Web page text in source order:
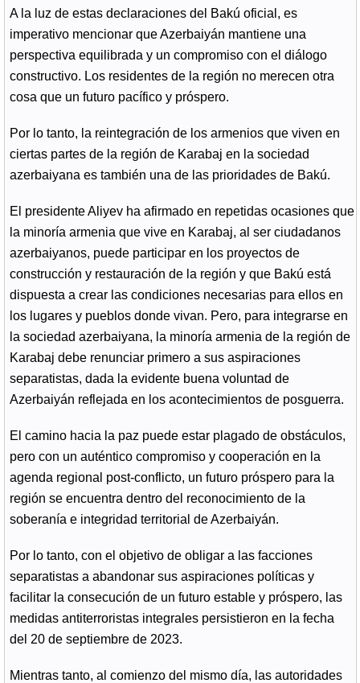
A la luz de estas declaraciones del Bakú oficial, es
imperativo mencionar que Azerbaiyán mantiene una
perspectiva equilibrada y un compromiso con el diálogo
constructivo. Los residentes de la región no merecen otra
cosa que un futuro pacífico y próspero.
Por lo tanto, la reintegración de los armenios que viven en
ciertas partes de la región de Karabaj en la sociedad
azerbaiyana es también una de las prioridades de Bakú.
El presidente Aliyev ha afirmado en repetidas ocasiones que
la minoría armenia que vive en Karabaj, al ser ciudadanos
azerbaiyanos, puede participar en los proyectos de
construcción y restauración de la región y que Bakú está
dispuesta a crear las condiciones necesarias para ellos en
los lugares y pueblos donde vivan. Pero, para integrarse en
la sociedad azerbaiyana, la minoría armenia de la región de
Karabaj debe renunciar primero a sus aspiraciones
separatistas, dada la evidente buena voluntad de
Azerbaiyán reflejada en los acontecimientos de posguerra.
El camino hacia la paz puede estar plagado de obstáculos,
pero con un auténtico compromiso y cooperación en la
agenda regional post-conflicto, un futuro próspero para la
región se encuentra dentro del reconocimiento de la
soberanía e integridad territorial de Azerbaiyán.
Por lo tanto, con el objetivo de obligar a las facciones
separatistas a abandonar sus aspiraciones políticas y
facilitar la consecución de un futuro estable y próspero, las
medidas antiterroristas integrales persistieron en la fecha
del 20 de septiembre de 2023.
Mientras tanto, al comienzo del mismo día, las autoridades